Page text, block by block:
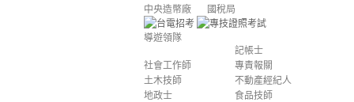
中央造幣廠
國稅局
導遊領隊
記帳士
社會工作師
專責報關
土木技師
不動產經紀人
地政士
食品技師